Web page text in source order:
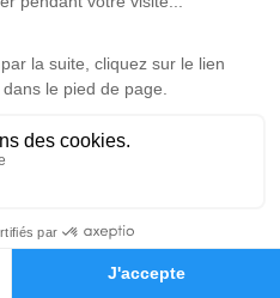
Hommages
hommage est
Je rends hommage